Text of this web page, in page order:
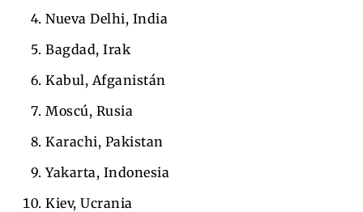
Nueva Delhi, India
Bagdad, Irak
Kabul, Afganistán
Moscú, Rusia
Karachi, Pakistan
Yakarta, Indonesia
Kiev, Ucrania